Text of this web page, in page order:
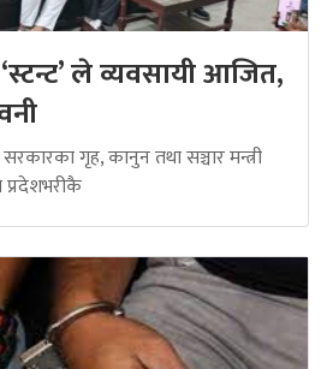
ले व्यवसायी आजित,
गृह, कानुन तथा सञ्चार मन्त्री
प्रदेशभरीकै